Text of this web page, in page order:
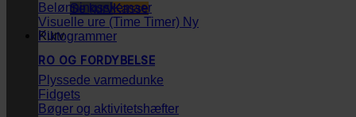
Se kurvKasse
Kurv
Belønningsskemaer
Visuelle ure (Time Timer)
Piktogrammer
RO OG FORDYBELSE
Plyssede varmedunke
Fidgets
Bøger og aktivitetshæfter